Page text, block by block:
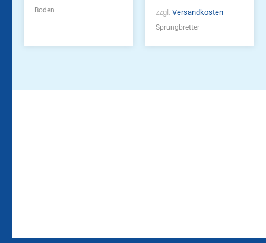
Boden
zzgl. Versandkosten
Sprungbretter